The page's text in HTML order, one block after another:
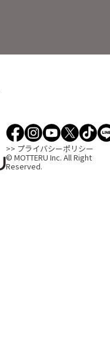
>> プライバシーポリシー
© MOTTERU Inc. All Right
Reserved.